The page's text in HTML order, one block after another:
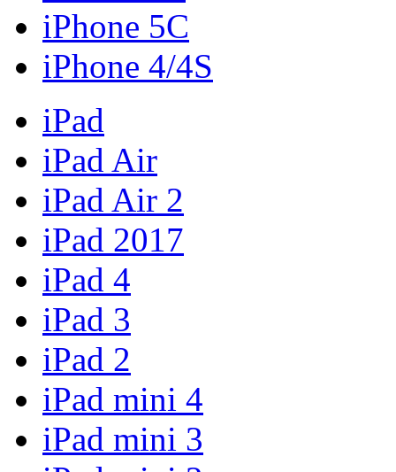
iPhone 5C
iPhone 4/4S
iPad
iPad Air
iPad Air 2
iPad 2017
iPad 4
iPad 3
iPad 2
iPad mini 4
iPad mini 3